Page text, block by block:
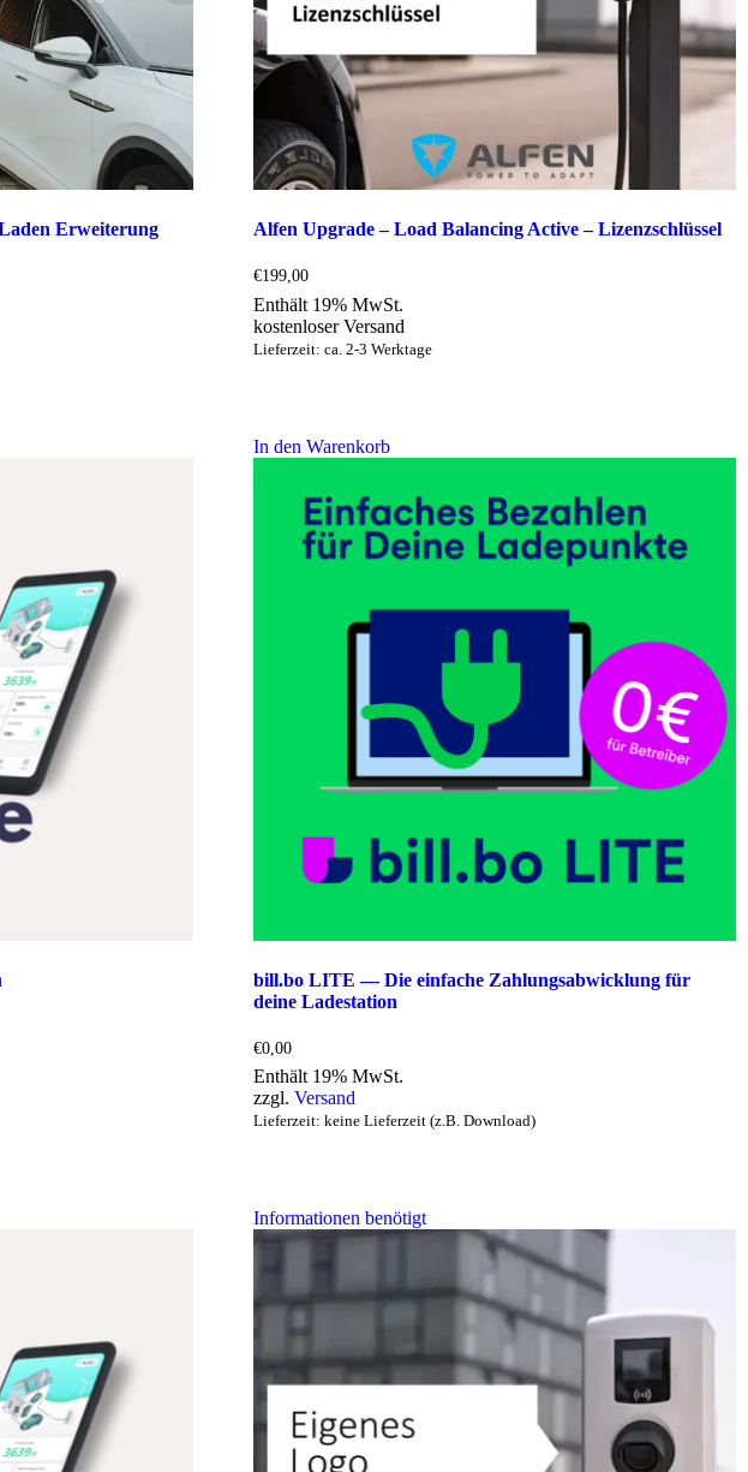
Erweiterung Alfen Upgrade – Load Balancing Active – Lizenzschlüssel
€199,00
Enthält 19% MwSt.
kostenloser Versand
Lieferzeit: ca. 2-3 Werktage
In den Warenkorb
bill.bo LITE — Die einfache Zahlungsabwicklung für
deine Ladestation
€0,00
Enthält 19% MwSt.
zzgl. Versand
Lieferzeit: keine Lieferzeit (z.B. Download)
Informationen benötigt